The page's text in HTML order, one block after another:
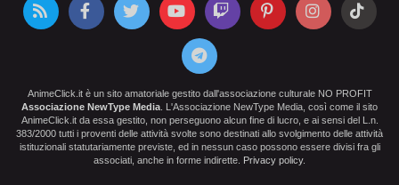
AnimeClick.it è un sito amatoriale gestito dall'associazione culturale NO PROFIT
Associazione NewType Media . L'Associazione NewType Media, così come il sito
AnimeClick.it da essa gestito, non perseguono alcun fine di lucro, e ai sensi del L.n.
383/2000 tutti i proventi delle attività svolte sono destinati allo svolgimento delle attività
istituzionali statutariamente previste, ed in nessun caso possono essere divisi fra gli
associati, anche in forme indirette. Privacy policy.